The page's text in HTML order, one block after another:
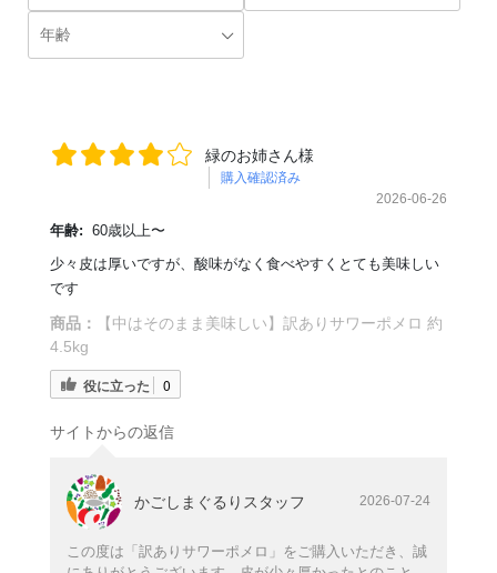
緑のお姉さん様
購入確認済み
2026-06-26
年齢: 60歳以上〜
少々皮は厚いですが、酸味がなく食べやすくとても美味しい
です
商品：
【中はそのまま美味しい】訳ありサワーポメロ 約
4.5kg
役に立った 0
サイトからの返信
かごしまぐるりスタッフ 2026-07-24
この度は「訳ありサワーポメロ」をご購入いただき、誠